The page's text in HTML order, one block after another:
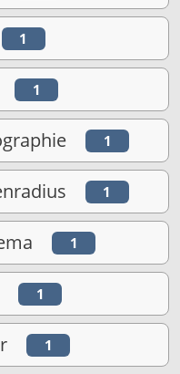
1
1
1
1
1
1
1